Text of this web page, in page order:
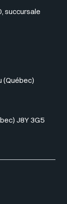
succursale
(Québec)
J8Y 3G5